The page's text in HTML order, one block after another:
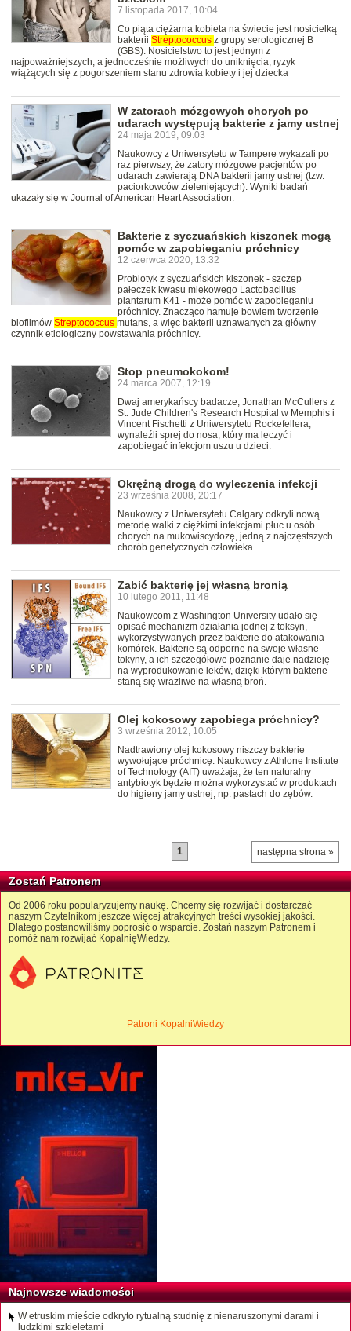
7 listopada 2017, 10:04
Co piąta ciężarna kobieta na świecie jest nosicielką
bakterii Streptococcus z grupy serologicznej B
(GBS). Nosicielstwo to jest jednym z
najpoważniejszych, a jednocześnie możliwych do uniknięcia, ryzyk
wiążących się z pogorszeniem stanu zdrowia kobiety i jej dziecka
W zatorach mózgowych chorych po
udarach występują bakterie z jamy ustnej
24 maja 2019, 09:03
Naukowcy z Uniwersytetu w Tampere wykazali po
raz pierwszy, że zatory mózgowe pacjentów po
udarach zawierają DNA bakterii jamy ustnej (tzw.
paciorkowców zieleniejących). Wyniki badań
ukazały się w Journal of American Heart Association.
Bakterie z syczuańskich kiszonek mogą
pomóc w zapobieganiu próchnicy
12 czerwca 2020, 13:32
Probiotyk z syczuańskich kiszonek - szczep
pałeczek kwasu mlekowego Lactobacillus
plantarum K41 - może pomóc w zapobieganiu
próchnicy. Znacząco hamuje bowiem tworzenie
biofilmów Streptococcus mutans, a więc bakterii uznawanych za główny
czynnik etiologiczny powstawania próchnicy.
Stop pneumokokom!
24 marca 2007, 12:19
Dwaj amerykańscy badacze, Jonathan McCullers z
St. Jude Children's Research Hospital w Memphis i
Vincent Fischetti z Uniwersytetu Rockefellera,
wynaleźli sprej do nosa, który ma leczyć i
zapobiegać infekcjom uszu u dzieci.
Okrężną drogą do wyleczenia infekcji
23 września 2008, 20:17
Naukowcy z Uniwersytetu Calgary odkryli nową
metodę walki z ciężkimi infekcjami płuc u osób
chorych na mukowiscydozę, jedną z najczęstszych
chorób genetycznych człowieka.
Zabić bakterię jej własną bronią
10 lutego 2011, 11:48
Naukowcom z Washington University udało się
opisać mechanizm działania jednej z toksyn,
wykorzystywanych przez bakterie do atakowania
komórek. Bakterie są odporne na swoje własne
tokyny, a ich szczegółowe poznanie daje nadzieję
na wyprodukowanie leków, dzięki którym bakterie
staną się wrażliwe na własną broń.
Olej kokosowy zapobiega próchnicy?
3 września 2012, 10:05
Nadtrawiony olej kokosowy niszczy bakterie
wywołujące próchnicę. Naukowcy z Athlone Institute
of Technology (AIT) uważają, że ten naturalny
antybiotyk będzie można wykorzystać w produktach
do higieny jamy ustnej, np. pastach do zębów.
następna strona »
1
Zostań Patronem
Od 2006 roku popularyzujemy naukę. Chcemy się rozwijać i dostarczać
naszym Czytelnikom jeszcze więcej atrakcyjnych treści wysokiej jakości.
Dlatego postanowiliśmy poprosić o wsparcie. Zostań naszym Patronem i
pomóż nam rozwijać KopalnięWiedzy.
Patroni KopalniWiedzy
Najnowsze wiadomości
W etruskim mieście odkryto rytualną studnię z nienaruszonymi darami i
ludzkimi szkieletami